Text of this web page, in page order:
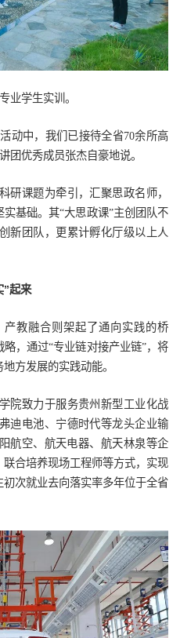
业学生实训。
动中，我们已接待全省70余所高
团优秀成员张杰自豪地说。
研课题为牵引，汇聚思政名师，
基础。其“大思政课”主创团队不
新团队，更累计孵化厅级以上人
”起来
教融合则架起了通向实践的桥
，通过“专业链对接产业链”，将
方发展的实践动能。
院致力于服务贵州新型工业化战
迪电池、宁德时代等龙头企业输
航空、航天电器、航天林泉等企
合培养现场工程师等方式，实现
初次就业去向落实率多年位于全省